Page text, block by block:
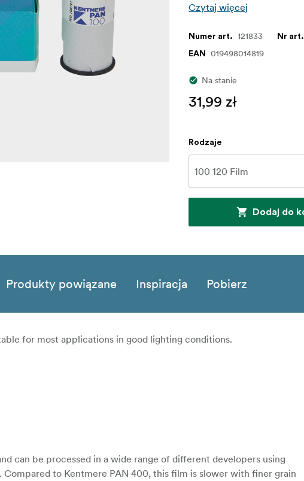
Czytaj więcej
Numer art. 121833 Nr
EAN 019498014819
Na stanie
31,99 zł
Rodzaje
Dodaj do
Produkty powiązane Inspiracja Pobierz
for most applications in good lighting conditions.
can be processed in a wide range of different developers using
Compared to Kentmere PAN 400, this film is slower with finer grain